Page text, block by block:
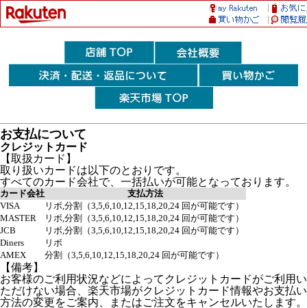
お支払について
クレジットカード
【取扱カード】
取り扱いカードは以下のとおりです。
すべてのカード会社で、一括払いが可能となっております。
カード会社
支払方法
VISA
リボ,分割（3,5,6,10,12,15,18,20,24 回が可能です）
MASTER
リボ,分割（3,5,6,10,12,15,18,20,24 回が可能です）
JCB
リボ,分割（3,5,6,10,12,15,18,20,24 回が可能です）
Diners
リボ
AMEX
分割（3,5,6,10,12,15,18,20,24 回が可能です）
【備考】
お客様のご利用状況などによってクレジットカードがご利用い
ただけない場合、楽天市場がクレジットカード情報やお支払い
方法の変更をご案内、またはご注文をキャンセルいたします。